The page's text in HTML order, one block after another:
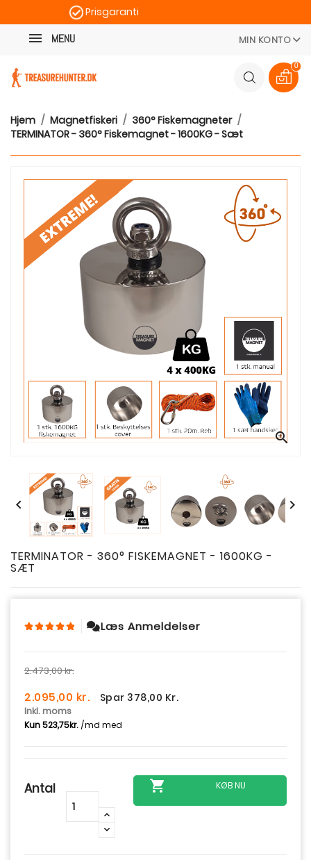
Prisgaranti
MENU MIN KONTO
0
Hjem Magnetfiskeri
360° Fiskemagneter
TERMINATOR - 360° Fiskemagnet - 1600KG - Sæt

 
TERMINATOR - 360° FISKEMAGNET - 1600KG -
SÆT
Læs Anmeldelser
2.473,00 kr.
2.095,00 kr. Spar 378,00 Kr.
Inkl. moms
Antal  KØB NU